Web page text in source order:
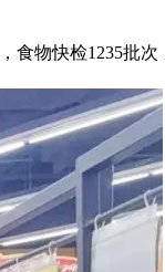
物快检1235批次